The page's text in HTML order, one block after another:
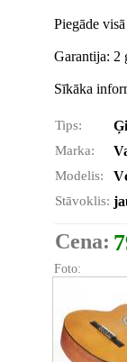
Piegāde
Garantija: 2
Sīkāka
Tips:
Marka:
Modelis:
Stāvoklis:
Cena:
Foto: